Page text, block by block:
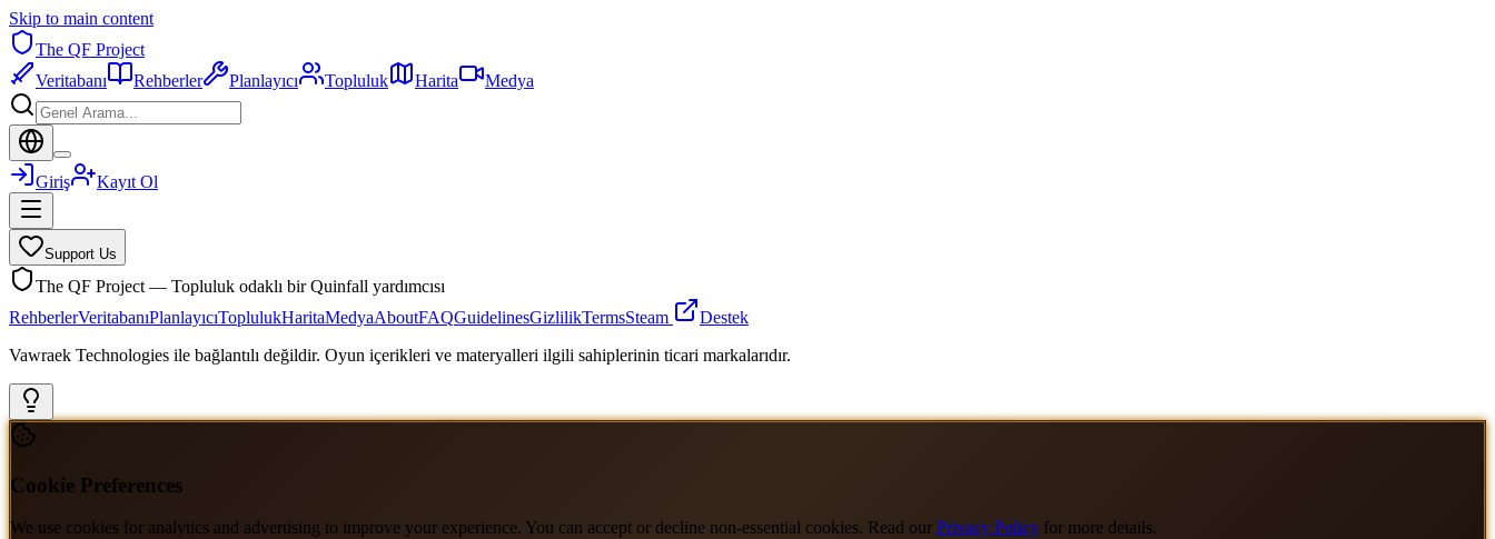
Skip to main content
The QF Project
Veritabanı
Rehberler Planlayıcı Topluluk Harita Medya
Giriş Kayıt Ol
Support Us
The QF Project — Topluluk odaklı bir Quinfall yardımcısı
RehberlerVeritabanıPlanlayıcıToplulukHaritaMedyaAboutFAQGuidelinesGizlilikTermsSteam
Destek
Vawraek Technologies ile bağlantılı değildir. Oyun içerikleri ve materyalleri ilgili sahiplerinin ticari markalarıdır.
Cookie Preferences
We use cookies for analytics and advertising to improve your experience. You can accept or decline non-essential cookies. Read our Privacy Policy for more details.